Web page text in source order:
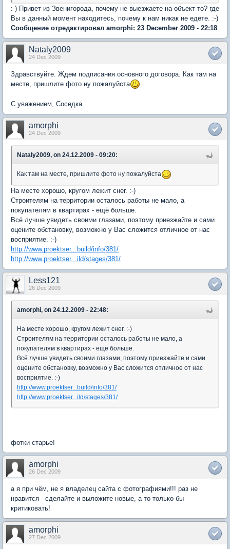
:-) Привет из Звенигорода, почему не выезжаете на объект-то? где
Вы в данный момент находитесь, почему к нам никак не едете. :-)
Сообщение отредактировал amorphi: 23 December 2009 - 22:18
Nataly2009
24 Dec 2009
Здравствуйте. Ждем подписания основного договора. Как там на
месте, пришлите фото ну пожалуйста
С уважением, Соседка
amorphi
24 Dec 2009
Nataly2009, on 24.12.2009 - 09:20:
Как там на месте, пришлите фото ну пожалуйста
На месте хорошо, кругом лежит снег. :-)
Строителям на территории осталось работы не мало, а
покупателям в квартирах - ещё больше.
Всё лучше увидеть своими глазами, поэтому приезжайте и сами
оцените обстановку, возможно у Вас сложится отличное от нас
восприятие. :-)
http://www.proektser...build/info/381/
http://www.proektser...ild/stages/381/
Less121
26 Dec 2009
amorphi, on 24.12.2009 - 22:48:
На месте хорошо, кругом лежит снег. :-)
Строителям на территории осталось работы не мало, а
покупателям в квартирах - ещё больше.
Всё лучше увидеть своими глазами, поэтому приезжайте и сами
оцените обстановку, возможно у Вас сложится отличное от нас
восприятие. :-)
http://www.proektser...build/info/381/
http://www.proektser...ild/stages/381/
фотки старье!
amorphi
26 Dec 2009
а я при чём, не я владелец сайта с фотографиями!!! раз не
нравится - сделайте и выложите новые, а то только бы
критиковать!
amorphi
27 Dec 2009